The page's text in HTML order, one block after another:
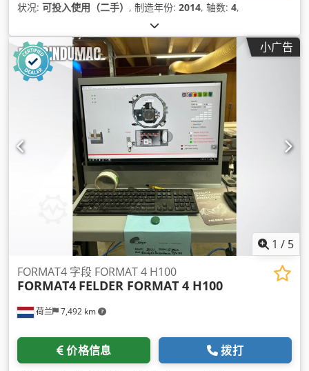
状况: 可投入使用（二手） , 制造年份: 2014, 轴数: 4,
小广告
1 / 5
荷兰 7,492 km
FORMAT4 字段 FORMAT 4 H100
FORMAT4 FELDER FORMAT 4 H100
价格信息 拨打